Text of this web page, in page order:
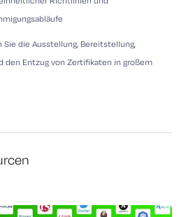
die Ausstellung, Bereitstellung,
den Entzug von Zertifikaten in großem